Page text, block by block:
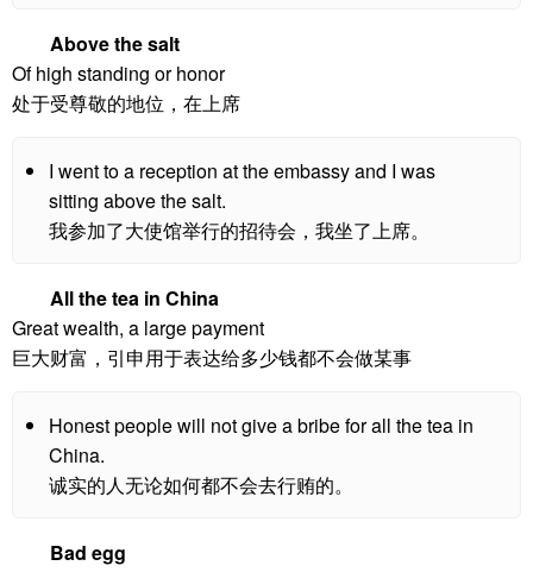
Above the salt
Of high standing or honor
处于受尊敬的地位，在上席
I went to a reception at the embassy and I was
sitting above the salt.
我参加了大使馆举行的招待会，我坐了上席。
All the tea in China
Great wealth, a large payment
巨大财富，引申用于表达给多少钱都不会做某事
Honest people will not give a bribe for all the tea in
China.
诚实的人无论如何都不会去行贿的。
Bad egg